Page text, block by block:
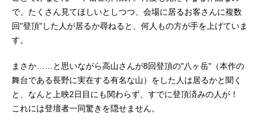
で、たくさん見てほしいとしつつ、会場に居るお客さんに複数
回"登頂"した人が居るか尋ねると、何人もの方が手を上げていま
す。
まさか……と思いながら高山さんが8回登頂の"八ヶ岳"（本作の
舞台である長野に実在する有名な山）をした人は居るかと聞く
と、なんと上映2日目にも関わらず、すでに登頂済みの人が！
これには登壇者一同驚きを隠せません。